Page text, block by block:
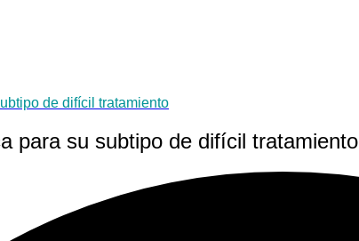
de difícil tratamiento
para su subtipo de difícil tratamiento